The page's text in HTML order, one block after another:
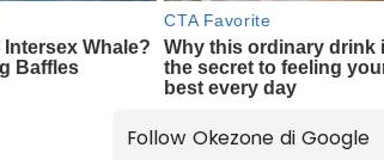
Follow Okezone di Google